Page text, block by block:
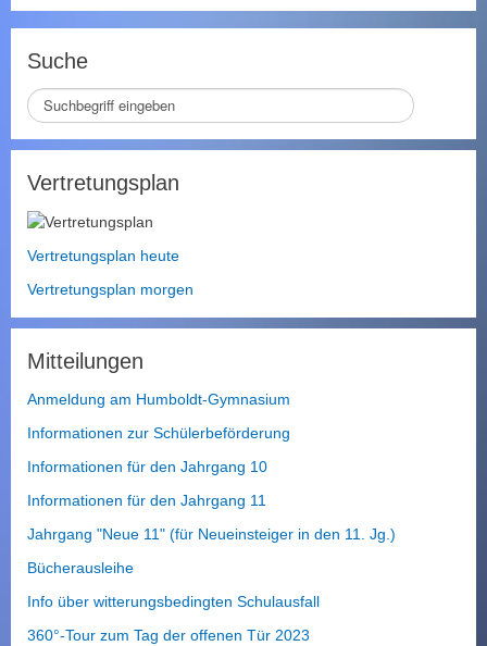
Suche
S
e
i
e
d
u
r
h
s
c
e
n
Vertretungsplan
Vertretungsplan heute
Vertretungsplan morgen
Mitteilungen
Anmeldung am Humboldt-Gymnasium
Informationen zur Schülerbeförderung
Informationen für den Jahrgang 10
Informationen für den Jahrgang 11
Jahrgang "Neue 11" (für Neueinsteiger in den 11. Jg.)
Bücherausleihe
Info über witterungsbedingten Schulausfall
360°-Tour zum Tag der offenen Tür 2023